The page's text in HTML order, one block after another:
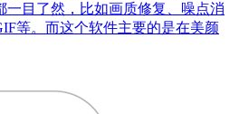
一目了然，比如画质修复、噪点消
等。而这个软件主要的是在美颜